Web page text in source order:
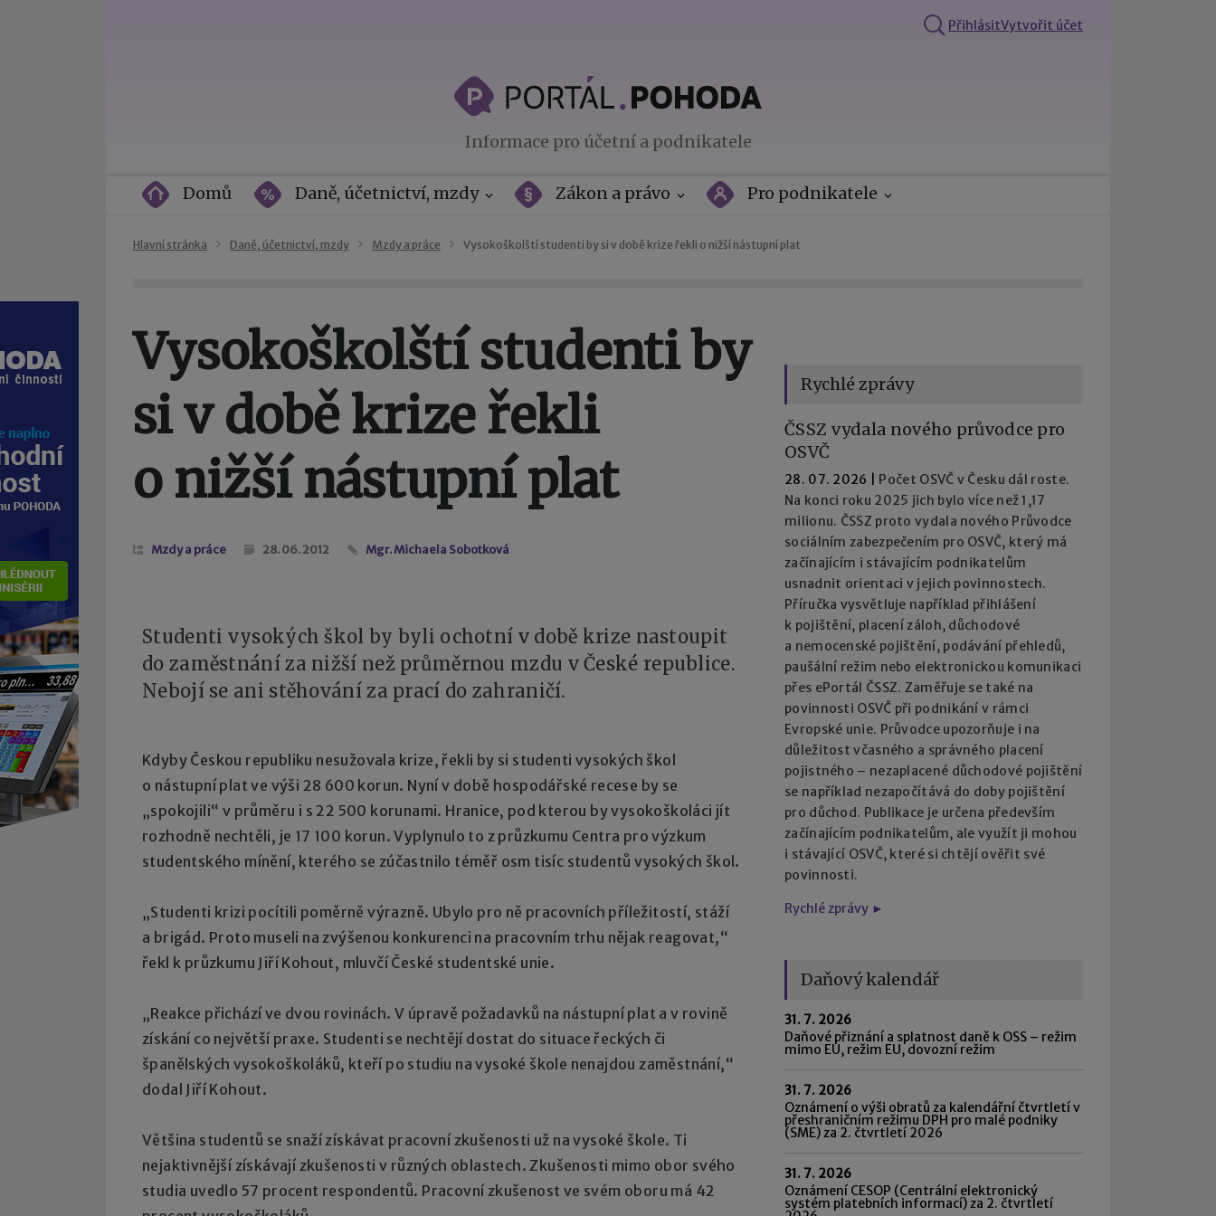
PřihlásitVytvořit účet
Informace pro účetní a podnikatele
Domů Daně, účetnictví, mzdy Zákon a právo Pro podnikatele
Hlavní stránka Daně, účetnictví, mzdy Mzdy a práce Vysokoškolští studenti by si v době krize řekli o nižší nástupní plat
Vysokoškolští studenti by
si v době krize řekli
o nižší nástupní plat
Mzdy a práce 28. 06. 2012 Mgr. Michaela Sobotková
Studenti vysokých škol by byli ochotní v době krize nastoupit
do zaměstnání za nižší než průměrnou mzdu v České republice.
Nebojí se ani stěhování za prací do zahraničí.
Kdyby Českou republiku nesužovala krize, řekli by si studenti vysokých škol
o nástupní plat ve výši 28 600 korun. Nyní v době hospodářské recese by se
„spokojili“ v průměru i s 22 500 korunami. Hranice, pod kterou by vysokoškoláci jít
rozhodně nechtěli, je 17 100 korun. Vyplynulo to z průzkumu Centra pro výzkum
studentského mínění, kterého se zúčastnilo téměř osm tisíc studentů vysokých škol.
„Studenti krizi pocítili poměrně výrazně. Ubylo pro ně pracovních příležitostí, stáží
a brigád. Proto museli na zvýšenou konkurenci na pracovním trhu nějak reagovat,“
řekl k průzkumu Jiří Kohout, mluvčí České studentské unie.
„Reakce přichází ve dvou rovinách. V úpravě požadavků na nástupní plat a v rovině
získání co největší praxe. Studenti se nechtějí dostat do situace řeckých či
španělských vysokoškoláků, kteří po studiu na vysoké škole nenajdou zaměstnání,“
dodal Jiří Kohout.
Většina studentů se snaží získávat pracovní zkušenosti už na vysoké škole. Ti
nejaktivnější získávají zkušenosti v různých oblastech. Zkušenosti mimo obor svého
studia uvedlo 57 procent respondentů. Pracovní zkušenost ve svém oboru má 42
Rychlé zprávy
ČSSZ vydala nového průvodce pro
OSVČ
28. 07. 2026
Počet OSVČ v Česku dál roste.
Na konci roku 2025 jich bylo více než 1,17
milionu. ČSSZ proto vydala nového Průvodce
sociálním zabezpečením pro OSVČ, který má
začínajícím i stávajícím podnikatelům
usnadnit orientaci v jejich povinnostech.
Příručka vysvětluje například přihlášení
k pojištění, placení záloh, důchodové
a nemocenské pojištění, podávání přehledů,
paušální režim nebo elektronickou komunikaci
přes ePortál ČSSZ. Zaměřuje se také na
povinnosti OSVČ při podnikání v rámci
Evropské unie. Průvodce upozorňuje i na
důležitost včasného a správného placení
pojistného – nezaplacené důchodové pojištění
se například nezapočítává do doby pojištění
pro důchod. Publikace je určena především
začínajícím podnikatelům, ale využít ji mohou
i stávající OSVČ, které si chtějí ověřit své
povinnosti.
Rychlé zprávy ►
Daňový kalendář
31. 7. 2026
Daňové přiznání a splatnost daně k OSS – režim
mimo EU, režim EU, dovozní režim
31. 7. 2026
Oznámení o výši obratů za kalendářní čtvrtletí v
přeshraničním režimu DPH pro malé podniky
(SME) za 2. čtvrtletí 2026
31. 7. 2026
Oznámení CESOP (Centrální elektronický
systém platebních informací) za 2. čtvrtletí